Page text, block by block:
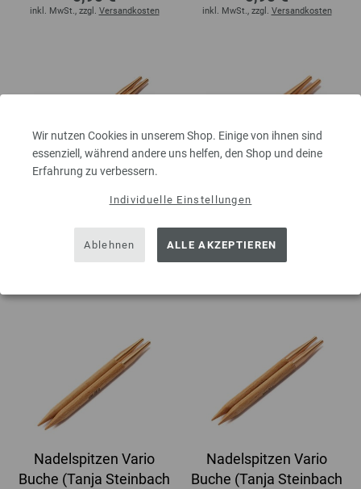
Wir nutzen Cookies in unserem Shop. Einige von ihnen sind
essenziell, während andere uns helfen, den Shop und deine
Erfahrung zu verbessern.
Individuelle Einstellungen
Ablehnen ALLE AKZEPTIEREN
inkl. MwSt., zzgl. Versandkosten inkl. MwSt., zzgl. Versandkosten
Nadelspitzen Vario
Edition) St. 6,0
Nadelspitzen Vario
Edition) St. 6,0 kurz
6,95 €
Nadelspitzen Vario
Buche (Tanja Steinbach
Nadelspitzen Vario
Buche (Tanja Steinbach